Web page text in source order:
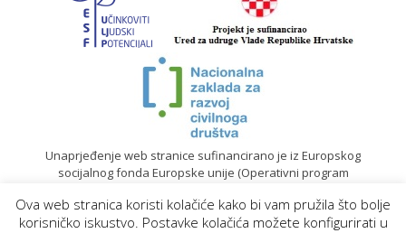
Unaprjeđenje web stranice sufinancirano je iz Europskog
socijalnog fonda Europske unije (Operativni program
© 2020. Sadržaj mrežne stranice isključiva je odgovornost
Ova web stranica koristi kolačiće kako bi vam pružila što bolje
korisničko iskustvo. Postavke kolačića možete konfigurirati u